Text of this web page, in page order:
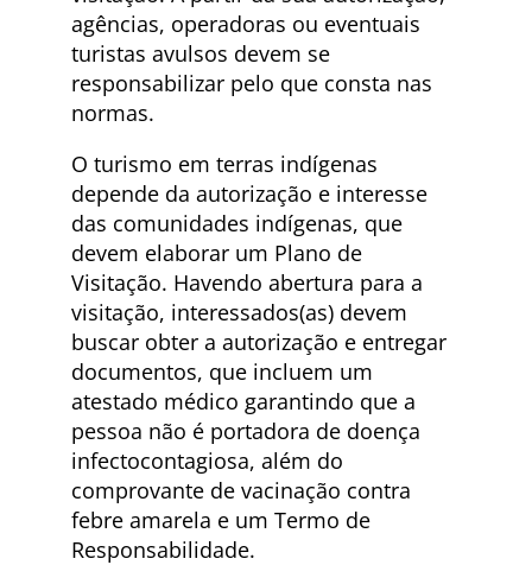
agências, operadoras ou eventuais
turistas avulsos devem se
responsabilizar pelo que consta nas
normas.
O turismo em terras indígenas
depende da autorização e interesse
das comunidades indígenas, que
devem elaborar um Plano de
Visitação. Havendo abertura para a
visitação, interessados(as) devem
buscar obter a autorização e entregar
documentos, que incluem um
atestado médico garantindo que a
pessoa não é portadora de doença
infectocontagiosa, além do
comprovante de vacinação contra
febre amarela e um Termo de
Responsabilidade.